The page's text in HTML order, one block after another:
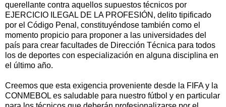
querellante contra aquellos supuestos técnicos por
EJERCICIO ILEGAL DE LA PROFESIÓN, delito tipificado
por el Código Penal, constituyéndose también como el
momento propicio para proponer a las universidades del
país para crear facultades de Dirección Técnica para todos
los de deportes con especialización en alguna disciplina en
el último año.
Creemos que esta exigencia proveniente desde la FIFA y la
CONMEBOL es saludable para nuestro fútbol y en particular